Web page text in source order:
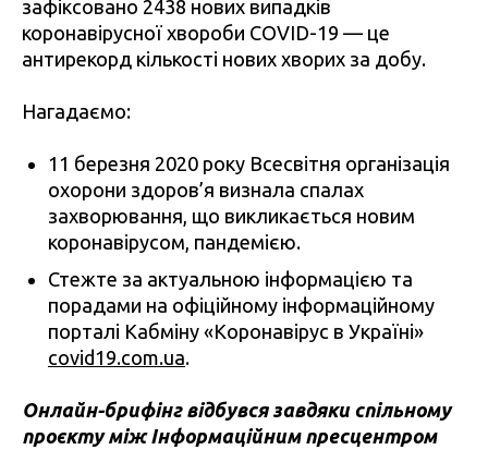
зафіксовано 2438 нових випадків
коронавірусної хвороби COVID-19 — це
антирекорд кількості нових хворих за добу.
Нагадаємо:
11 березня 2020 року Всесвітня організація
охорони здоров’я визнала спалах
захворювання, що викликається новим
коронавірусом, пандемією.
Стежте за актуальною інформацією та
порадами на офіційному інформаційному
порталі Кабміну «Коронавірус в Україні»
covid19.com.ua.
Онлайн-брифінг відбувся завдяки спільному
проєкту між Інформаційним пресцентром